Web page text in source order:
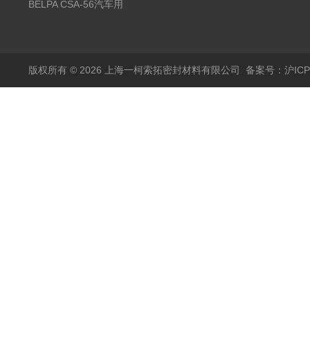
无石棉金属增强密封垫
BELPA CSA-56汽车用
版权所有 © 2026 上海一柯索拓密封材料有限公司 备案号：沪